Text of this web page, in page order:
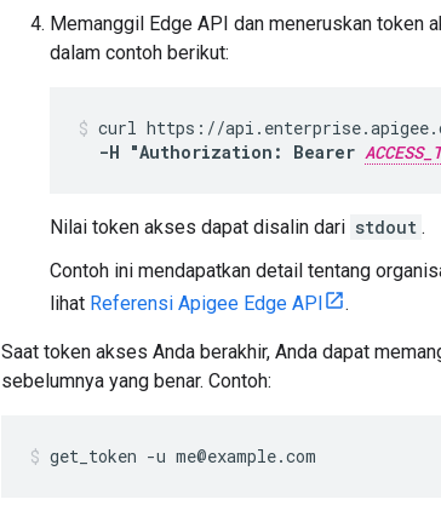
Memanggil Edge API dan meneruskan token
dalam contoh berikut:
curl https://
-H "Authorization: Bearer
Nilai token akses dapat disalin dari stdout .
Contoh ini mendapatkan detail tentang
lihat Referensi Apigee Edge API .
Saat token akses Anda berakhir, Anda dapat
sebelumnya yang benar. Contoh:
get_token -u me@example.com